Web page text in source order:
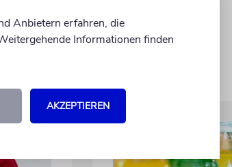
Anbietern erfahren, die
Informationen finden
AKZEPTIEREN